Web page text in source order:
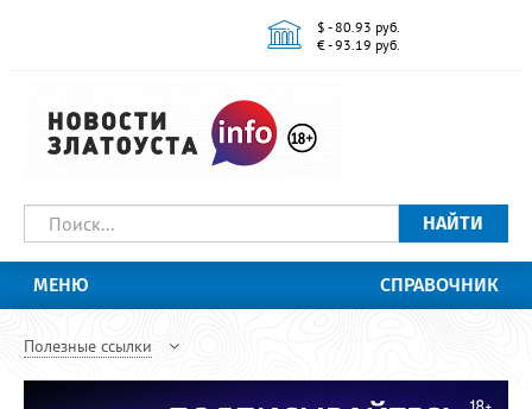
$ - 80.93 руб.
€ - 93.19 руб.
НАЙТИ
МЕНЮ СПРАВОЧНИК
Полезные ссылки